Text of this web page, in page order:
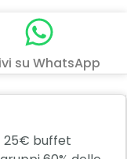
su WhatsApp
25€ buffet